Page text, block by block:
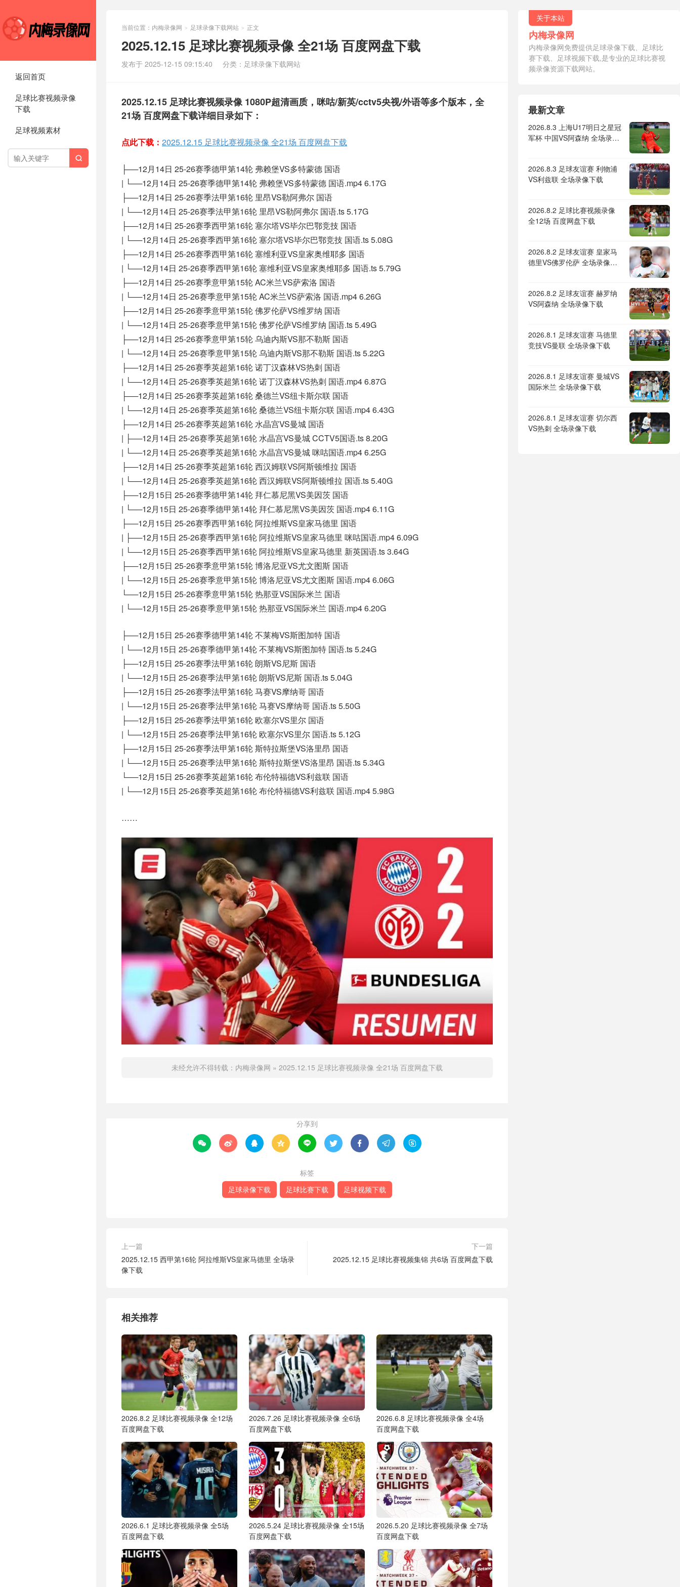
返回首页
足球比赛视频录像
下载
足球视频素材

当前位置： 内梅录像网 > 足球录像下载网站 > 正文
2025.12.15 足球比赛视频录像 全21场 百度网盘下载
发布于 2025-12-15 09:15:40 分类： 足球录像下载网站
2025.12.15 足球比赛视频录像 1080P超清画质，咪咕/新英/cctv5央视/外语等多个版本，全
21场 百度网盘下载详细目录如下：
点此下载： 2025.12.15 足球比赛视频录像 全21场 百度网盘下载
├──12月14日 25-26赛季德甲第14轮 弗赖堡VS多特蒙德 国语
| └──12月14日 25-26赛季德甲第14轮 弗赖堡VS多特蒙德 国语.mp4 6.17G
├──12月14日 25-26赛季法甲第16轮 里昂VS勒阿弗尔 国语
| └──12月14日 25-26赛季法甲第16轮 里昂VS勒阿弗尔 国语.ts 5.17G
├──12月14日 25-26赛季西甲第16轮 塞尔塔VS毕尔巴鄂竞技 国语
| └──12月14日 25-26赛季西甲第16轮 塞尔塔VS毕尔巴鄂竞技 国语.ts 5.08G
├──12月14日 25-26赛季西甲第16轮 塞维利亚VS皇家奥维耶多 国语
| └──12月14日 25-26赛季西甲第16轮 塞维利亚VS皇家奥维耶多 国语.ts 5.79G
├──12月14日 25-26赛季意甲第15轮 AC米兰VS萨索洛 国语
| └──12月14日 25-26赛季意甲第15轮 AC米兰VS萨索洛 国语.mp4 6.26G
├──12月14日 25-26赛季意甲第15轮 佛罗伦萨VS维罗纳 国语
| └──12月14日 25-26赛季意甲第15轮 佛罗伦萨VS维罗纳 国语.ts 5.49G
├──12月14日 25-26赛季意甲第15轮 乌迪内斯VS那不勒斯 国语
| └──12月14日 25-26赛季意甲第15轮 乌迪内斯VS那不勒斯 国语.ts 5.22G
├──12月14日 25-26赛季英超第16轮 诺丁汉森林VS热刺 国语
| └──12月14日 25-26赛季英超第16轮 诺丁汉森林VS热刺 国语.mp4 6.87G
├──12月14日 25-26赛季英超第16轮 桑德兰VS纽卡斯尔联 国语
| └──12月14日 25-26赛季英超第16轮 桑德兰VS纽卡斯尔联 国语.mp4 6.43G
├──12月14日 25-26赛季英超第16轮 水晶宫VS曼城 国语
| ├──12月14日 25-26赛季英超第16轮 水晶宫VS曼城 CCTV5国语.ts 8.20G
| └──12月14日 25-26赛季英超第16轮 水晶宫VS曼城 咪咕国语.mp4 6.25G
├──12月14日 25-26赛季英超第16轮 西汉姆联VS阿斯顿维拉 国语
| └──12月14日 25-26赛季英超第16轮 西汉姆联VS阿斯顿维拉 国语.ts 5.40G
├──12月15日 25-26赛季德甲第14轮 拜仁慕尼黑VS美因茨 国语
| └──12月15日 25-26赛季德甲第14轮 拜仁慕尼黑VS美因茨 国语.mp4 6.11G
├──12月15日 25-26赛季西甲第16轮 阿拉维斯VS皇家马德里 国语
| ├──12月15日 25-26赛季西甲第16轮 阿拉维斯VS皇家马德里 咪咕国语.mp4 6.09G
| └──12月15日 25-26赛季西甲第16轮 阿拉维斯VS皇家马德里 新英国语.ts 3.64G
├──12月15日 25-26赛季意甲第15轮 博洛尼亚VS尤文图斯 国语
| └──12月15日 25-26赛季意甲第15轮 博洛尼亚VS尤文图斯 国语.mp4 6.06G
└──12月15日 25-26赛季意甲第15轮 热那亚VS国际米兰 国语
| └──12月15日 25-26赛季意甲第15轮 热那亚VS国际米兰 国语.mp4 6.20G
├──12月15日 25-26赛季德甲第14轮 不莱梅VS斯图加特 国语
| └──12月15日 25-26赛季德甲第14轮 不莱梅VS斯图加特 国语.ts 5.24G
├──12月15日 25-26赛季法甲第16轮 朗斯VS尼斯 国语
| └──12月15日 25-26赛季法甲第16轮 朗斯VS尼斯 国语.ts 5.04G
├──12月15日 25-26赛季法甲第16轮 马赛VS摩纳哥 国语
| └──12月15日 25-26赛季法甲第16轮 马赛VS摩纳哥 国语.ts 5.50G
├──12月15日 25-26赛季法甲第16轮 欧塞尔VS里尔 国语
| └──12月15日 25-26赛季法甲第16轮 欧塞尔VS里尔 国语.ts 5.12G
├──12月15日 25-26赛季法甲第16轮 斯特拉斯堡VS洛里昂 国语
| └──12月15日 25-26赛季法甲第16轮 斯特拉斯堡VS洛里昂 国语.ts 5.34G
└──12月15日 25-26赛季英超第16轮 布伦特福德VS利兹联 国语
| └──12月15日 25-26赛季英超第16轮 布伦特福德VS利兹联 国语.mp4 5.98G
……
未经允许不得转载： 内梅录像网 » 2025.12.15 足球比赛视频录像 全21场 百度网盘下载
分享到
        
标签
足球录像下载
足球比赛下载 足球视频下载
上一篇
2025.12.15 西甲第16轮 阿拉维斯VS皇家马德里 全场录
像下载
下一篇
2025.12.15 足球比赛视频集锦 共6场 百度网盘下载
相关推荐
2026.8.2 足球比赛视频录像 全12场
百度网盘下载
2026.7.26 足球比赛视频录像 全6场
百度网盘下载
2026.6.8 足球比赛视频录像 全4场
百度网盘下载
2026.6.1 足球比赛视频录像 全5场
百度网盘下载
2026.5.24 足球比赛视频录像 全15场
百度网盘下载
2026.5.20 足球比赛视频录像 全7场
百度网盘下载
关于本站
内梅录像网
内梅录像网免费提供足球录像下载、足球比
赛下载、足球视频下载,是专业的足球比赛视
频录像资源下载网站。
最新文章
2026.8.3 上海U17明日之星冠
军杯 中国VS阿森纳 全场录像
2026.8.3 足球友谊赛 利物浦
VS利兹联 全场录像下载
2026.8.2 足球比赛视频录像
全12场 百度网盘下载
2026.8.2 足球友谊赛 皇家马
德里VS佛罗伦萨 全场录像下
2026.8.2 足球友谊赛 赫罗纳
VS阿森纳 全场录像下载
2026.8.1 足球友谊赛 马德里
竞技VS曼联 全场录像下载
2026.8.1 足球友谊赛 曼城VS
国际米兰 全场录像下载
2026.8.1 足球友谊赛 切尔西
VS热刺 全场录像下载